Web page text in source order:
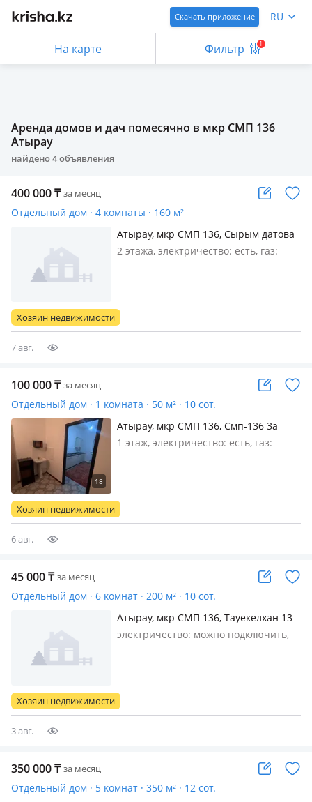
Скачать приложение RU
На карте Фильтр 1
Аренда домов и дач помесячно в мкр СМП 136
Атырау
найдено4объявления
400 000₸ за месяц
Отдельный дом · 4 комнаты · 160 м²
Атырау, мкр СМП 136, Сырым датова
149
2 этажа, электричество: есть, газ:
Хозяин недвижимости
7 авг.
100 000₸ за месяц
Отдельный дом · 1 комната · 50 м² · 10 сот.
Атырау, мкр СМП 136, Смп-136 3а
1 этаж, электричество: есть, газ:
ком услуга включено анвар, дина
базар, вокзал, школа все в шагов…
Хозяин недвижимости
6 авг.
45 000₸ за месяц
Отдельный дом · 6 комнат · 200 м² · 10 сот.
Атырау, мкр СМП 136, Тауекелхан 13
электричество: можно подключить,
Хозяин недвижимости
3 авг.
350 000₸ за месяц
Отдельный дом · 5 комнат · 350 м² · 12 сот.